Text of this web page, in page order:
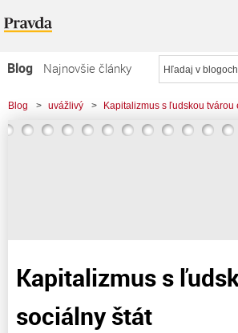
Blog
Najnovšie články
Najčítanejšie články
Najkomentovanejšie články
Blog > uvážlivý > Kapitalizmus s ľudskou
Kapitalizmus s
sociálny štát